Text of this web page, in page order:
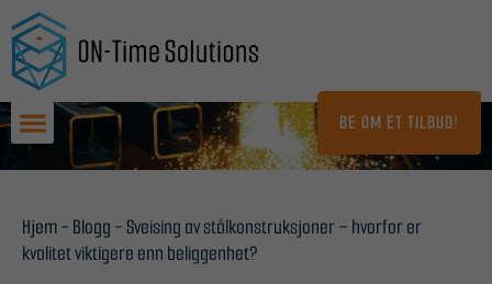
Hopp
innhold
BE OM ET TILBUD!
Hjem- Blogg -Sveising av stålkonstruksjoner – hvorfor er
kvalitet viktigere enn beliggenhet?